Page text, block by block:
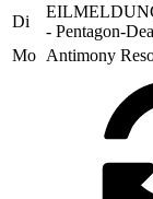
Di
- Pentagon-
Mo Antimony